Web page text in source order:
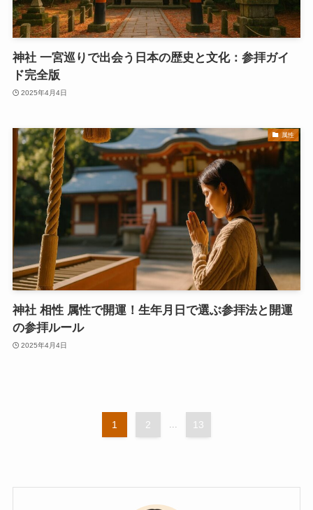
神社 一宮巡りで出会う日本の歴史と文化：参拝ガイ
ド完全版
2025年4月4日
属性
神社 相性 属性で開運！生年月日で選ぶ参拝法と開運
の参拝ルール
2025年4月4日
1 2 ... 13